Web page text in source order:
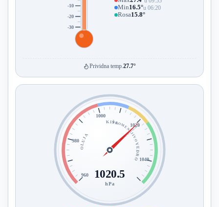
-30
-20
-10 Min16.5°u 06:20
Rosa15.8°
Prividna temp.27.7°
960
980
1000
1020
1040
OLUJA
KIŠAPROMENLJIVO
VEDRO
1020.5
hPa